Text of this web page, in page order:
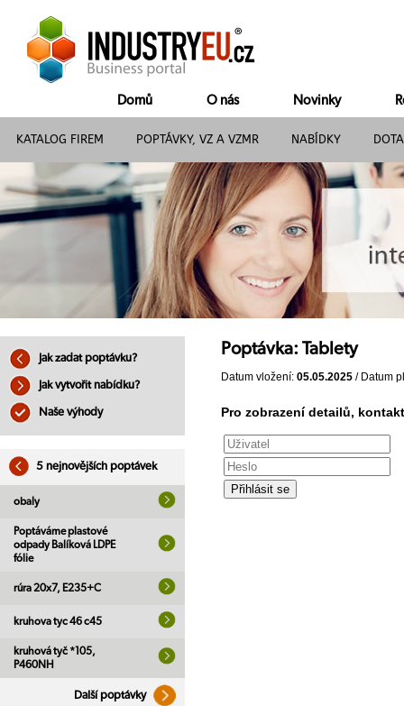
Domů O nás Novinky
KATALOG FIREM POPTÁVKY, VZ A VZMR NABÍDKY
Jak zadat poptávku?
Jak vytvořit nabídku?
Naše výhody
5 nejnovějších poptávek
obaly
Poptáváme plastové
odpady Balíková LDPE
fólie
rúra 20x7, E235+C
kruhova tyc 46 c45
kruhová tyč *105,
P460NH
Další poptávky
Poptávka: Tablety
Datum vložení: 05.05.2025 / Datum
Pro zobrazení detailů,